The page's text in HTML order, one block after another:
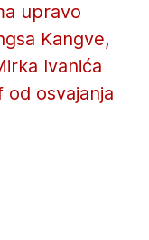
upravo
Kangve,
Ivanića
od osvajanja